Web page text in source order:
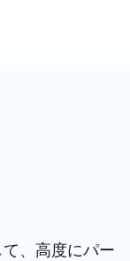
、高度にパー